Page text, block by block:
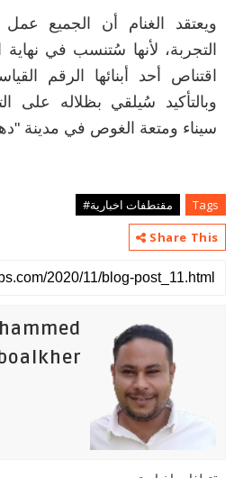
ويعتقد الغنام أن الجميع
التجربة، لأنها سُتنسب في
اقتناص أحد أبنائها الرقم
وبالتأكيد سُيلقي بظلاله على
سيناء ومتعة الغوص في مدينة
Tags
مقتطفات اخبارية#
Share This